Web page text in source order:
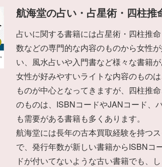
航海堂の占い・占星術・四柱推
占いに関する書籍には占星術・四柱推
数などの専門的な内容のものから女性
い、風水占いや入門書など様々な書籍が
女性が好みやすいライトな内容のもの
ものが中心となってきますが、四柱推
のものは、ISBNコードやJANコード、
も需要がある書籍も多くあります。
航海堂には長年の古本買取経験を持つ
で、発行年数が新しい書籍からISBNコ
ドが付いてないような古い書籍でも、